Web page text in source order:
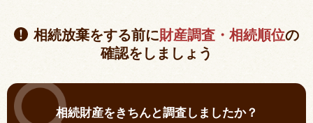
相続放棄をする前に財産調査・相続順位の
確認をしましょう
相続財産をきちんと調査しましたか？